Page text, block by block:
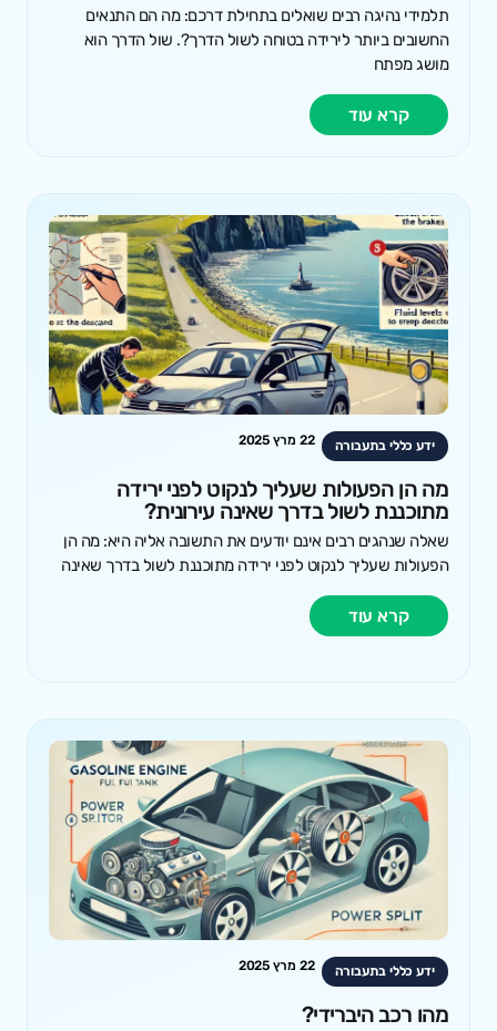
תלמידי נהיגה רבים שואלים בתחילת דרכם: מה הם התנאים
החשובים ביותר לירידה בטוחה לשול הדרך?. שול הדרך הוא
מושג מפתח
קרא עוד
ידע כללי בתעבורה 22 מרץ 2025
מה הן הפעולות שעליך לנקוט לפני ירידה
מתוכננת לשול בדרך שאינה עירונית?
שאלה שנהגים רבים אינם יודעים את התשובה אליה היא: מה הן
הפעולות שעליך לנקוט לפני ירידה מתוכננת לשול בדרך שאינה
קרא עוד
ידע כללי בתעבורה 22 מרץ 2025
מהו רכב היברידי?